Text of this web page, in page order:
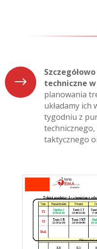
$
techniczne
planowania
układamy ich
tygodniu z
taktycznego